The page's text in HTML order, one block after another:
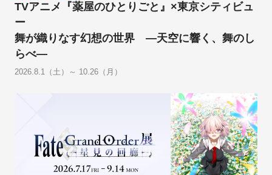
TVアニメ『薬屋のひとりごと』×東京シティビュ
ー
舞が織りなす幻想の世界 ―天空に響く、舞のし
らべ―
2026.8.1（土）～ 10.26（月）